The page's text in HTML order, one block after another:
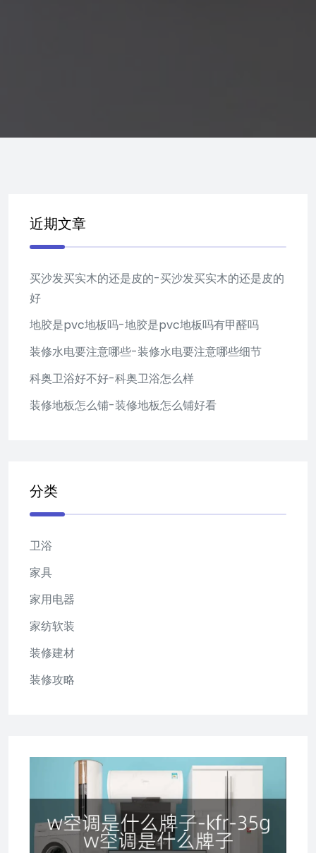
近期文章
买沙发买实木的还是皮的-买沙发买实木的还是皮的
好
地胶是pvc地板吗-地胶是pvc地板吗有甲醛吗
装修水电要注意哪些-装修水电要注意哪些细节
科奥卫浴好不好-科奥卫浴怎么样
装修地板怎么铺-装修地板怎么铺好看
分类
卫浴
家具
家用电器
家纺软装
装修建材
装修攻略